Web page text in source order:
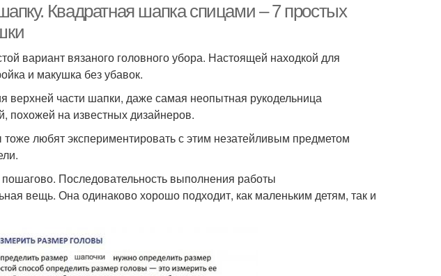
Квадратная шапка спицами – 7 простых
вариант вязаного головного убора. Настоящей находкой для
и макушка без убавок.
части шапки, даже самая неопытная рукодельница
похожей на известных дизайнеров.
любят экспериментировать с этим незатейливым предметом
Последовательность выполнения работы
вещь. Она одинаково хорошо подходит, как маленьким детям, так и